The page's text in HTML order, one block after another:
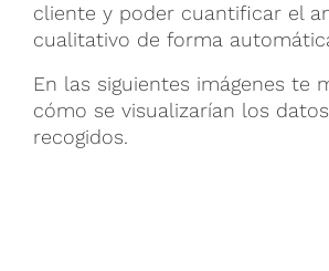
cliente y poder cuantificar el
cualitativo de forma
En las siguientes imágenes te
cómo se visualizarían los
recogidos.